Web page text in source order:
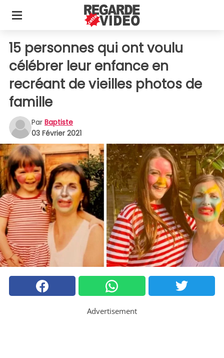
15 personnes qui ont voulu
célébrer leur enfance en
recréant de vieilles photos de
famille
Par Baptiste
03 Février 2021
Advertisement